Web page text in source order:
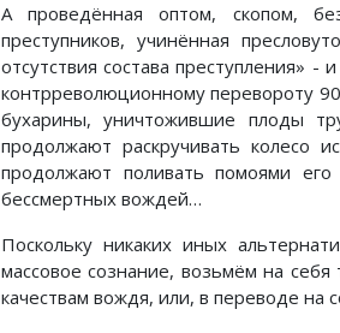
А проведённая оптом, скопом,
преступников, учинённая
отсутствия состава преступления»
контрреволюционному перевороту
бухарины, уничтожившие плоды
продолжают раскручивать колесо
продолжают поливать помоями
бессмертных вождей…
Поскольку никаких иных
массовое сознание, возьмём на
качествам вождя, или, в переводе на